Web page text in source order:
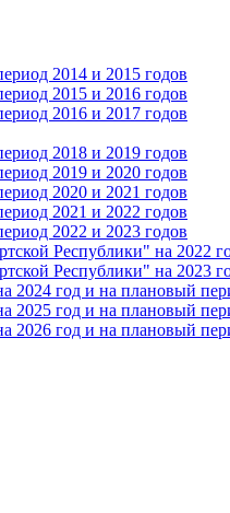
2014 и 2015 годов
2015 и 2016 годов
2016 и 2017 годов
2018 и 2019 годов
2019 и 2020 годов
2020 и 2021 годов
2021 и 2022 годов
2022 и 2023 годов
Республики" на 2022
Республики" на 2023
год и на плановый
год и на плановый
год и на плановый